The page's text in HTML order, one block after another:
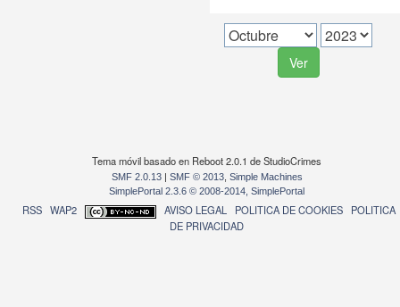
Tema móvil basado en Reboot 2.0.1 de StudioCrimes
SMF 2.0.13| SMF © 2013, Simple Machines
SimplePortal 2.3.6 © 2008-2014, SimplePortal
RSS WAP2 AVISO LEGAL POLITICA DE COOKIES
POLITICA
DE PRIVACIDAD